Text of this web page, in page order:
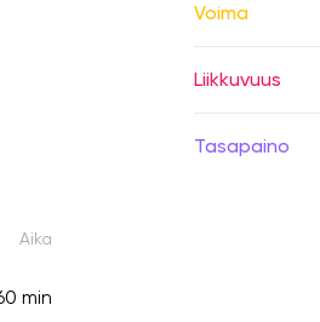
Aika
min
Voima
Liikkuvuus
Tasapaino